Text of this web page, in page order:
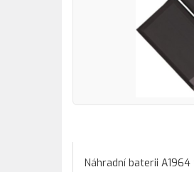
Náhradní baterii